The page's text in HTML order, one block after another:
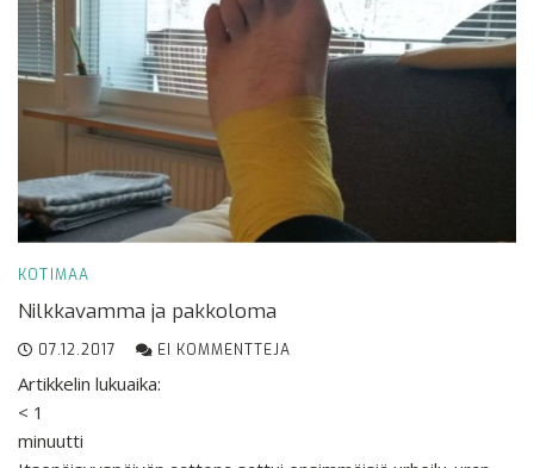
KOTIMAA
Nilkkavamma ja pakkoloma
07.12.2017 EI KOMMENTTEJA
Artikkelin lukuaika:
< 1
minuutti